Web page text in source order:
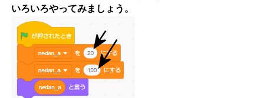
いろいろやってみましょう。